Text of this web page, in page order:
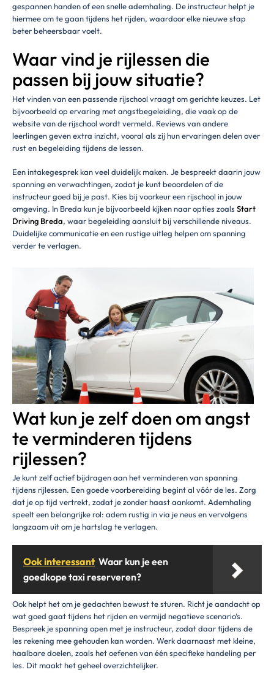
gespannen handen of een snelle ademhaling. De instructeur helpt je
hiermee om te gaan tijdens het rijden, waardoor elke nieuwe stap
beter beheersbaar voelt.
Waar vind je rijlessen die
passen bij jouw situatie?
Het vinden van een passende rijschool vraagt om gerichte keuzes. Let
bijvoorbeeld op ervaring met angstbegeleiding, die vaak op de
website van de rijschool wordt vermeld. Reviews van andere
leerlingen geven extra inzicht, vooral als zij hun ervaringen delen over
rust en begeleiding tijdens de lessen.
Een intakegesprek kan veel duidelijk maken. Je bespreekt daarin jouw
spanning en verwachtingen, zodat je kunt beoordelen of de
instructeur goed bij je past. Kies bij voorkeur een rijschool in jouw
omgeving. In Breda kun je bijvoorbeeld kijken naar opties zoals Start
Driving Breda, waar begeleiding aansluit bij verschillende niveaus.
Duidelijke communicatie en een rustige uitleg helpen om spanning
verder te verlagen.
Wat kun je zelf doen om angst
te verminderen tijdens
rijlessen?
Je kunt zelf actief bijdragen aan het verminderen van spanning
tijdens rijlessen. Een goede voorbereiding begint al vóór de les. Zorg
dat je op tijd vertrekt, zodat je zonder haast aankomt. Ademhaling
speelt een belangrijke rol: adem rustig in via je neus en vervolgens
langzaam uit om je hartslag te verlagen.
Ook interessant Waar kun je een
goedkope taxi reserveren?
Ook helpt het om je gedachten bewust te sturen. Richt je aandacht op
wat goed gaat tijdens het rijden en vermijd negatieve scenario’s.
Bespreek je spanning open met je instructeur, zodat daar tijdens de
les rekening mee gehouden kan worden. Werk daarnaast met kleine,
haalbare doelen, zoals het oefenen van één specifieke handeling per
les. Dit maakt het geheel overzichtelijker.